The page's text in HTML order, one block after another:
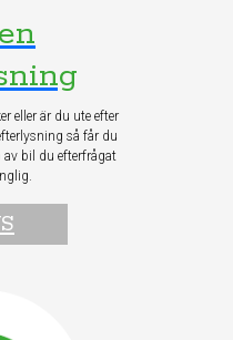
eller är du ute efter
så får du
bil du efterfrågat